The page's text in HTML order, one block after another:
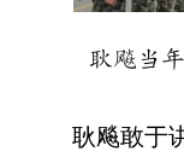
耿飚当
耿飚敢于